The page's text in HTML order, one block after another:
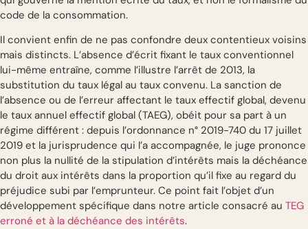
code de la consommation.
Il convient enfin de ne pas confondre deux contentieux voisins
mais distincts. L’absence d’écrit fixant le taux conventionnel
lui-même entraîne, comme l’illustre l’arrêt de 2013, la
substitution du taux légal au taux convenu. La sanction de
l’absence ou de l’erreur affectant le taux effectif global, devenu
le taux annuel effectif global (TAEG), obéit pour sa part à un
régime différent : depuis l’ordonnance n° 2019-740 du 17 juillet
2019 et la jurisprudence qui l’a accompagnée, le juge prononce
non plus la nullité de la stipulation d’intérêts mais la déchéance
du droit aux intérêts dans la proportion qu’il fixe au regard du
préjudice subi par l’emprunteur. Ce point fait l’objet d’un
développement spécifique dans notre article consacré au TEG
erroné et à la déchéance des intérêts.